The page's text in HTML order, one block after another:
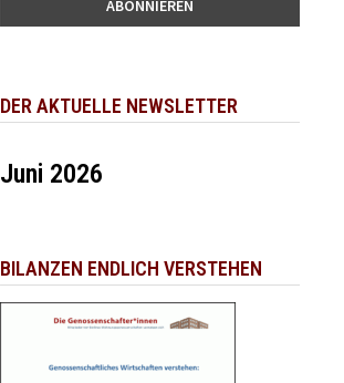
DER AKTUELLE NEWSLETTER
Juni 2026
BILANZEN ENDLICH VERSTEHEN